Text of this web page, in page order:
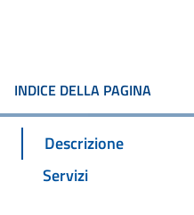
INDICE DELLA PAGINA
Descrizione
Servizi